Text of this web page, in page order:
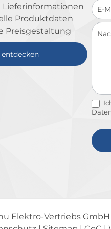
Lieferinformationen
Produktdaten
Preisgestaltung
entdecken
Elektro-Vertriebs GmbH